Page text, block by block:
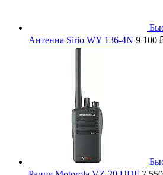
Антенна Sirio WY 136-4N 9 100